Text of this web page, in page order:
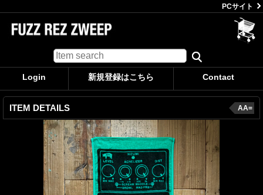
PCサイト
Login 新規登録はこちら Contact
ITEM DETAILS AA=